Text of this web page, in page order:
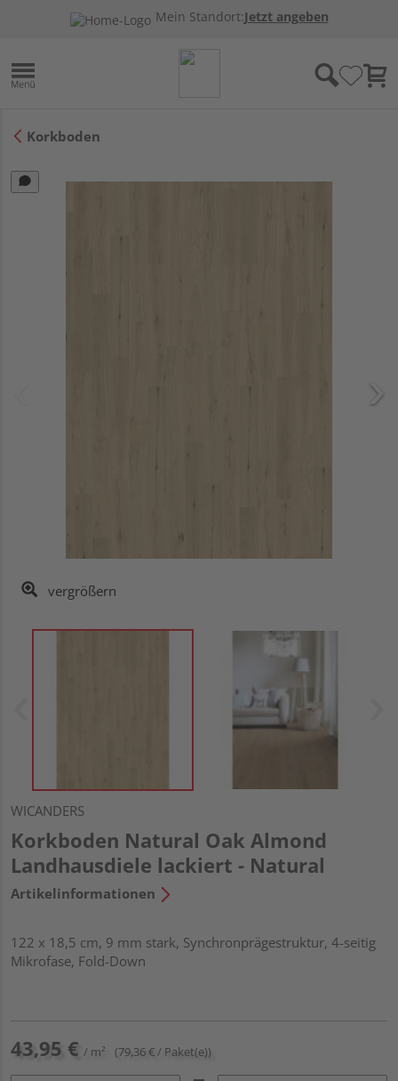
Mein Standort:Jetzt angeben
Korkboden
vergrößern
WICANDERS
Korkboden Natural Oak Almond
Landhausdiele lackiert - Natural
Artikelinformationen
122 x 18,5 cm, 9 mm stark, Synchronprägestruktur, 4-seitig
Mikrofase, Fold-Down
43,95 € / m² (79,36 € / Paket(e))